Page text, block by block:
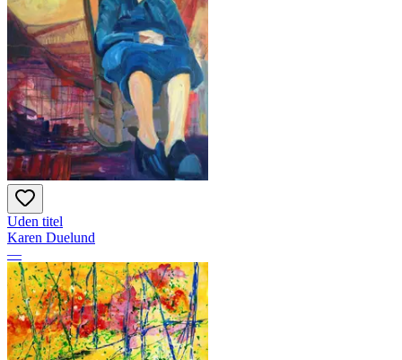
Uden titel
Karen Duelund
—